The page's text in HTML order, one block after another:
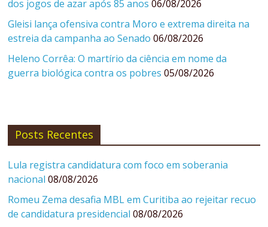
dos jogos de azar após 85 anos 06/08/2026
Gleisi lança ofensiva contra Moro e extrema direita na
estreia da campanha ao Senado 06/08/2026
Heleno Corrêa: O martírio da ciência em nome da
guerra biológica contra os pobres 05/08/2026
Posts Recentes
Lula registra candidatura com foco em soberania
nacional 08/08/2026
Romeu Zema desafia MBL em Curitiba ao rejeitar recuo
de candidatura presidencial 08/08/2026